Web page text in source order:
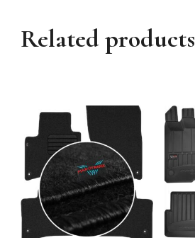
Related products